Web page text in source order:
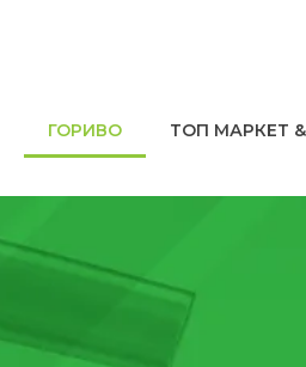
ГОРИВО ТОП МАРКЕТ &